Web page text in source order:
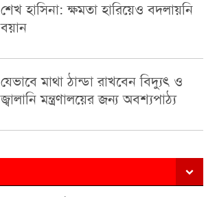
শেখ হাসিনা: ক্ষমতা হারিয়েও বদলায়নি
বয়ান
যেভাবে মাথা ঠান্ডা রাখবেন বিদ্যুৎ ও
জ্বালানি মন্ত্রণালয়ের জন্য অবশ্যপাঠ্য